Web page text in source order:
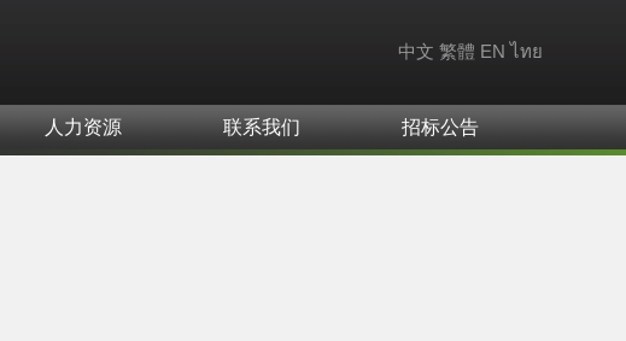
中文 繁體 EN ไทย
人力资源 联系我们 招标公告